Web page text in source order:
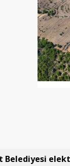
Belediyesi